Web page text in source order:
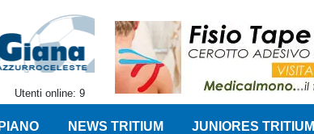
Utenti online: 9
NEWS TRITIUM JUNIORES TRITIUM